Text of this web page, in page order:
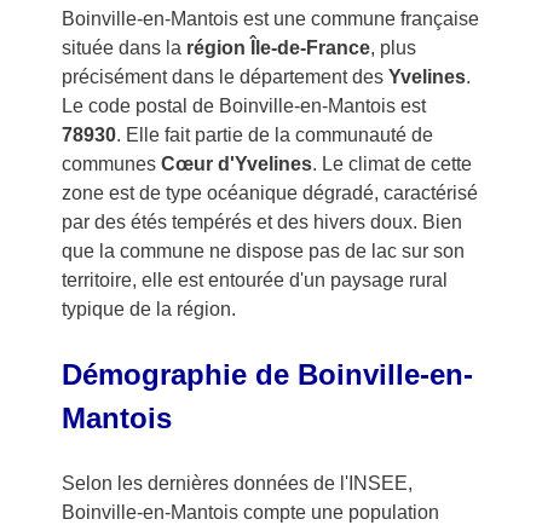
Boinville-en-Mantois est une commune française
située dans la région Île-de-France, plus
précisément dans le département des Yvelines.
Le code postal de Boinville-en-Mantois est
78930. Elle fait partie de la communauté de
communes Cœur d'Yvelines. Le climat de cette
zone est de type océanique dégradé, caractérisé
par des étés tempérés et des hivers doux. Bien
que la commune ne dispose pas de lac sur son
territoire, elle est entourée d'un paysage rural
typique de la région.
Démographie de Boinville-en-
Mantois
Selon les dernières données de l'INSEE,
Boinville-en-Mantois compte une population